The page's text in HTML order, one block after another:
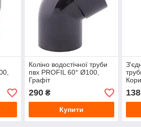
Коліно водостічної труби
пвх PROFIL 60° Ø100,
Графіт
290₴
Купити
138